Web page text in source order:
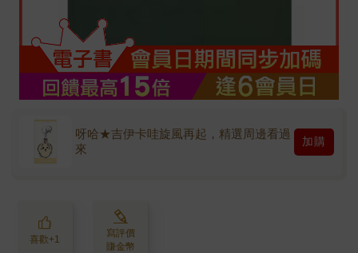
呀哈★吉伊卡哇旋風再起，精選周邊看過
來
加購
喜歡+1
寫評價
賺金幣